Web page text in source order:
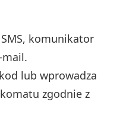
komunikator
lub wprowadza
zgodnie z